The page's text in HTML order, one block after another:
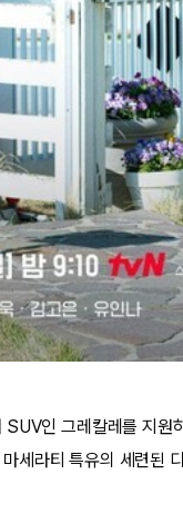
인 그레칼레를 지원
세라티 특유의 세련된